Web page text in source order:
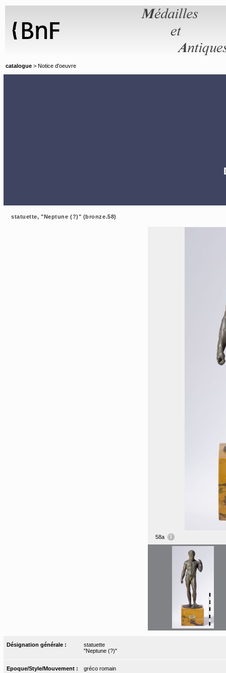
catalogue > Notice d'oeuvre
statuette, "Neptune (?)" (bronze.58)
58a
Désignation générale :
statuette
"Neptune (?)"
Epoque/Style/Mouvement : gréco romain